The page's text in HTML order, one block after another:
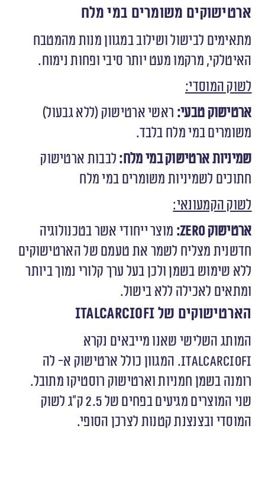
ארטישוקים משומרים במי מלח
מתאימים לבישול ושילוב במגוון מנות מהמטבח
האיטלקי, מרקמו מעט יותר סיבי ופחות נימוח.
לשוק המוסדי:
ארטישוק טבעי: ראשי ארטישוק (ללא גבעול)
משומרים במי מלח בלבד.
שמיניות ארטישוק במי מלח: לבבות ארטישוק
חתוכים לשמיניות משומרים במי מלח
לשוק הקמעונאי:
ארטישוק zero
: מוצר ייחודי אשר בטכנולוגיה
חדשנית מצליח לשמר את טעמם של הארטישוקים
ללא שימוש בשמן ולכן בעל ערך קלורי נמוך ביותר
ומתאים לאכילה ללא בישול.
הארטישוקים שלItalcarciofi
המותג השלישי שאנו מייבאים נקרא
Italcarciofi. המגוון כולל ארטישוק א- לה
רומנה בשמן חמניות וארטישוק רוסטיקו מתובל.
שני המוצרים מגיעים בפחים של 2.5 ק״ג לשוק
המוסדי ובצנצנת קטנות לצרכן הסופי.